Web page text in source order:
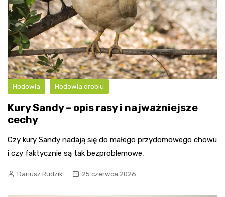
Hodowla Hodowla drobiu
Kury Sandy – opis rasy i najważniejsze
cechy
Czy kury Sandy nadają się do małego przydomowego chowu
i czy faktycznie są tak bezproblemowe,
Dariusz Rudzik 25 czerwca 2026